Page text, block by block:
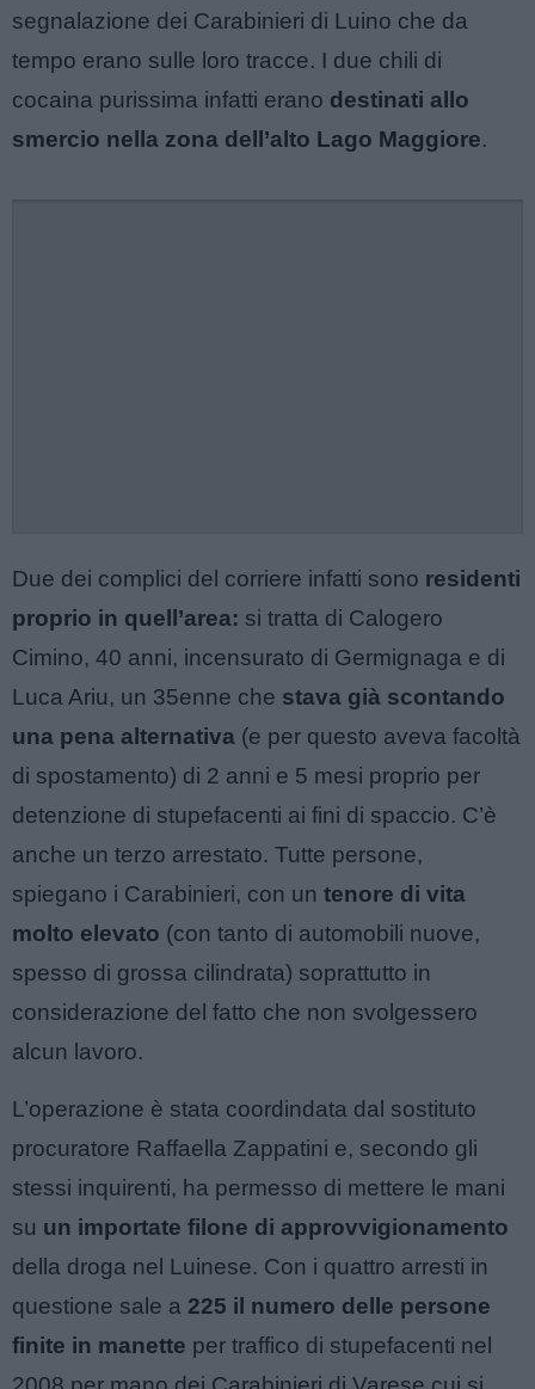
segnalazione dei Carabinieri di Luino che da
tempo erano sulle loro tracce. I due chili di
cocaina purissima infatti erano destinati allo
smercio nella zona dell’alto Lago Maggiore.
Due dei complici del corriere infatti sono residenti
proprio in quell’area: si tratta di Calogero
Cimino, 40 anni, incensurato di Germignaga e di
Luca Ariu, un 35enne che stava già scontando
una pena alternativa (e per questo aveva facoltà
di spostamento) di 2 anni e 5 mesi proprio per
detenzione di stupefacenti ai fini di spaccio. C’è
anche un terzo arrestato. Tutte persone,
spiegano i Carabinieri, con un tenore di vita
molto elevato (con tanto di automobili nuove,
spesso di grossa cilindrata) soprattutto in
considerazione del fatto che non svolgessero
alcun lavoro.
L’operazione è stata coordindata dal sostituto
procuratore Raffaella Zappatini e, secondo gli
stessi inquirenti, ha permesso di mettere le mani
su un importate filone di approvvigionamento
della droga nel Luinese. Con i quattro arresti in
questione sale a 225 il numero delle persone
finite in manette per traffico di stupefacenti nel